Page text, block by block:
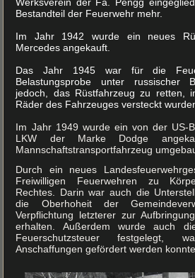
Werksverein der Fa. Pengg
Bestandteil der Feuerwehr mehr.
Im Jahr 1942 wurde ein neues
Mercedes angekauft.
Das Jahr 1945 war für die
Belastungsprobe unter russischer
jedoch, das Rüstfahrzeug zu retten,
Räder des Fahrzeuges versteckt
Im Jahr 1949 wurde ein von der US-
LKW der Marke Dodge
Mannschaftstransportfahrzeug
Durch ein neues
Freiwilligen Feuerwehren zu
Rechtes. Darin war auch die
die Oberhoheit der
Verpflichtung letzterer zur
erhalten. Außerdem wurde auch
Feuerschutzsteuer festgelegt,
Anschaffungen gefördert werden